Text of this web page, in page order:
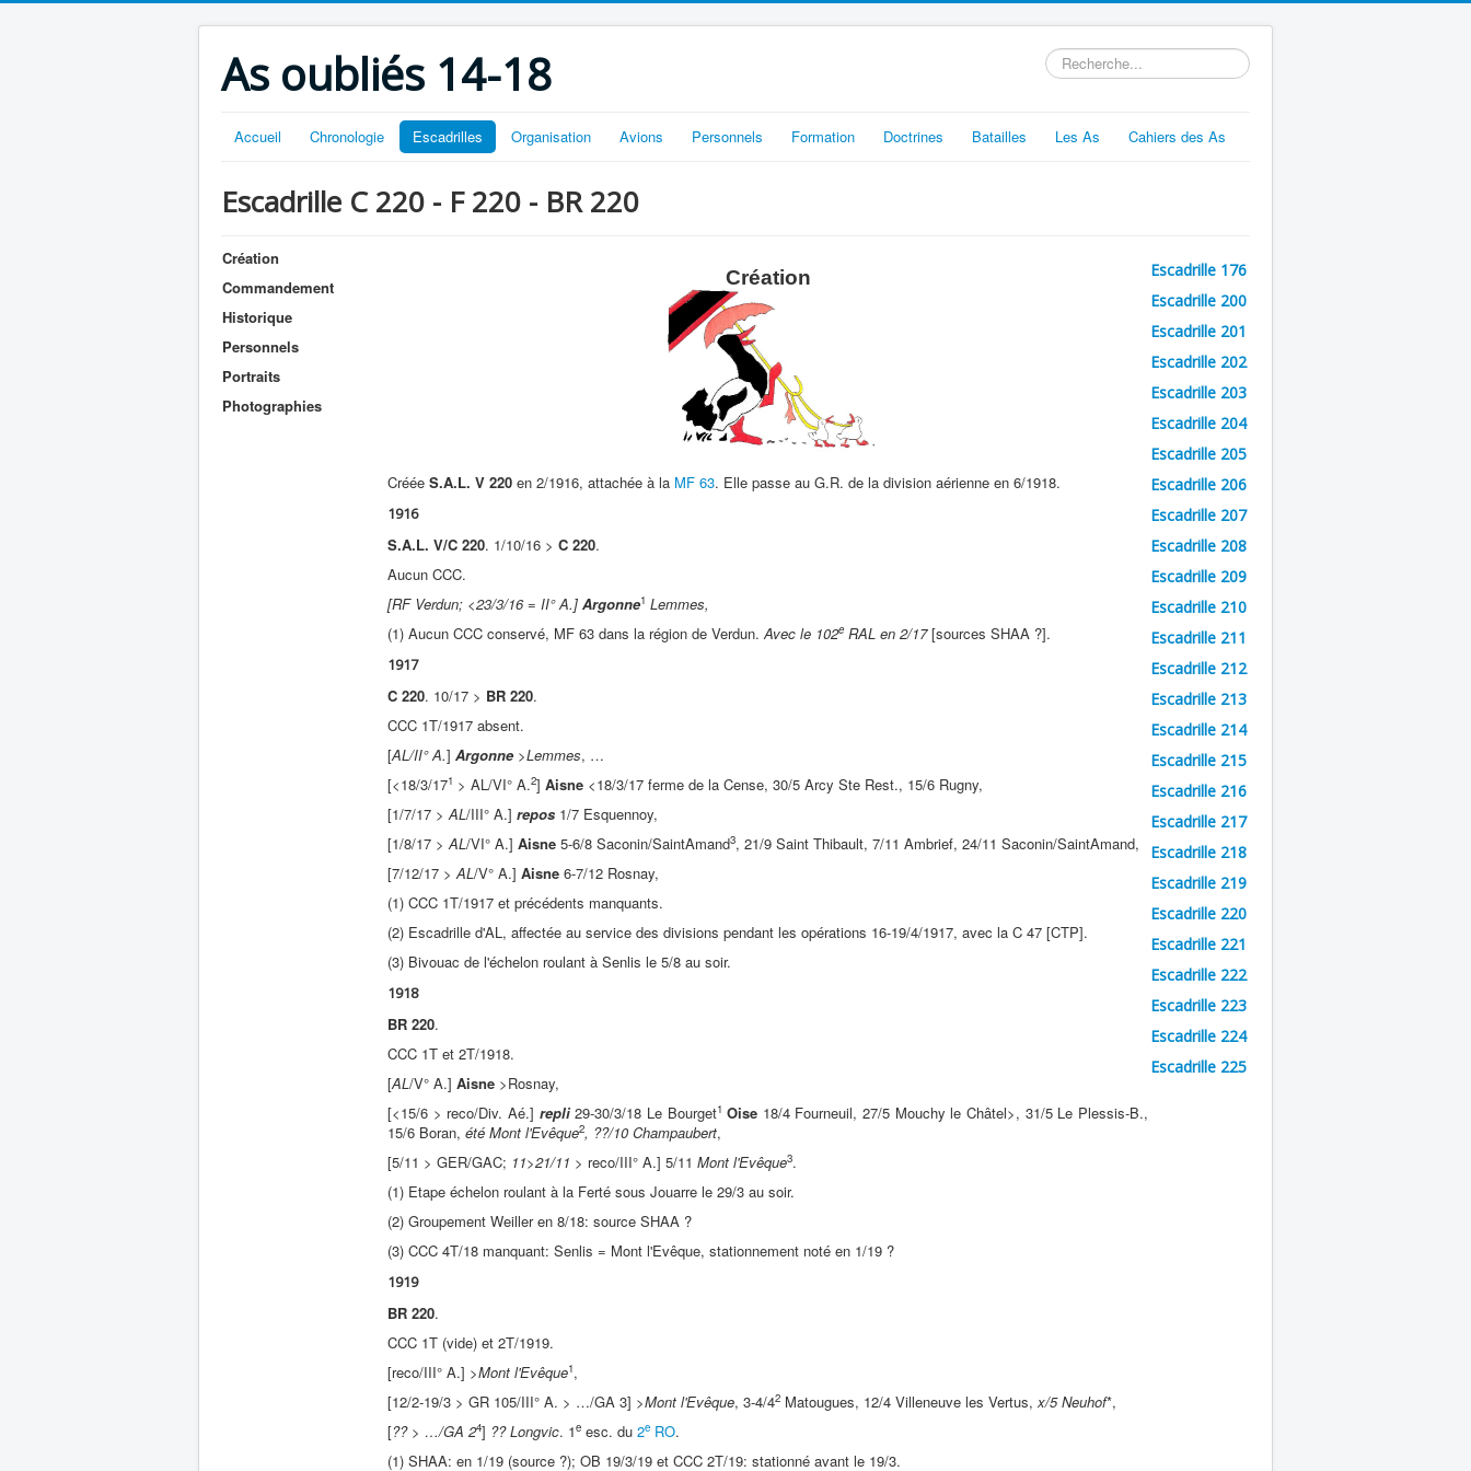
As oubliés 14-18 Rechercher
Accueil Chronologie Escadrilles Organisation Avions Personnels Formation Doctrines Batailles Les As Cahiers des As
Escadrille C 220 - F 220 - BR 220
Création
Commandement
Historique
Personnels
Portraits
Photographies
Création
Créée S.A.L. V 220 en 2/1916, attachée à la MF 63. Elle passe au G.R. de la division aérienne en 6/1918.
1916
S.A.L. V/C 220. 1/10/16 > C 220.
Aucun CCC.
[RF Verdun; <23/3/16 = II° A.] Argonne1 Lemmes,
(1) Aucun CCC conservé, MF 63 dans la région de Verdun.Avec le 102e RAL en 2/17[sources SHAA ?].
1917
C 220. 10/17 > BR 220.
CCC 1T/1917 absent.
[AL/II° A.] Argonne >Lemmes, …
[<18/3/171 > AL/VI° A.2] Aisne <18/3/17 ferme de la Cense, 30/5 Arcy Ste Rest., 15/6 Rugny,
[1/7/17 >AL/III° A.] repos 1/7 Esquennoy,
[1/8/17 >AL/VI° A.] Aisne 5-6/8 Saconin/SaintAmand3, 21/9 Saint Thibault, 7/11 Ambrief, 24/11 Saconin/SaintAmand,
[7/12/17 >AL/V° A.] Aisne 6-7/12 Rosnay,
(1) CCC 1T/1917 et précédents manquants.
(2) Escadrille d'AL, affectée au service des divisions pendant les opérations 16-19/4/1917, avec la C 47 [CTP].
(3) Bivouac de l'échelon roulant à Senlis le 5/8 au soir.
1918
BR 220.
CCC 1T et 2T/1918.
[AL/V° A.] Aisne >Rosnay,
[<15/6 > reco/Div. Aé.] repli29-30/3/18 Le Bourget1 Oise 18/4 Fourneuil, 27/5 Mouchy le Châtel>, 31/5 Le Plessis-B.,
15/6 Boran, été Mont l'Evêque2, ??/10 Champaubert,
[5/11 > GER/GAC; 11>21/11 > reco/III° A.] 5/11 Mont l'Evêque3.
(1) Etape échelon roulant à la Ferté sous Jouarre le 29/3 au soir.
(2) Groupement Weiller en 8/18: source SHAA ?
(3) CCC 4T/18 manquant: Senlis = Mont l'Evêque, stationnement noté en 1/19 ?
1919
BR 220.
CCC 1T (vide) et 2T/1919.
[reco/III° A.] >Mont l'Evêque1,
[12/2-19/3 > GR 105/III° A. > …/GA 3] >Mont l'Evêque, 3-4/42 Matougues, 12/4 Villeneuve les Vertus, x/5 Neuhof*,
[?? > …/GA 24] ?? Longvic. 1e esc. du 2e RO.
(1) SHAA: en 1/19 (source ?); OB 19/3/19 et CCC 2T/19: stationné avant le 19/3.
Escadrille 176
Escadrille 200
Escadrille 201
Escadrille 202
Escadrille 203
Escadrille 204
Escadrille 205
Escadrille 206
Escadrille 207
Escadrille 208
Escadrille 209
Escadrille 210
Escadrille 211
Escadrille 212
Escadrille 213
Escadrille 214
Escadrille 215
Escadrille 216
Escadrille 217
Escadrille 218
Escadrille 219
Escadrille 220
Escadrille 221
Escadrille 222
Escadrille 223
Escadrille 224
Escadrille 225